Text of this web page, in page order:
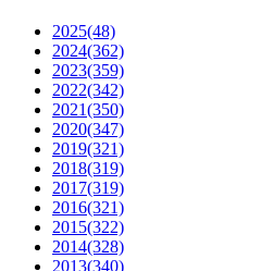
2025(48)
2024(362)
2023(359)
2022(342)
2021(350)
2020(347)
2019(321)
2018(319)
2017(319)
2016(321)
2015(322)
2014(328)
2013(340)